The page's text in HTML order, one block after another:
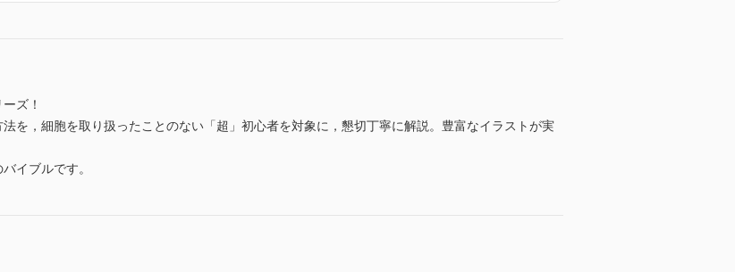
ズ！
を，細胞を取り扱ったことのない「超」初心者を対象に，懇切丁寧に解説。豊富なイラストが実
イブルです。